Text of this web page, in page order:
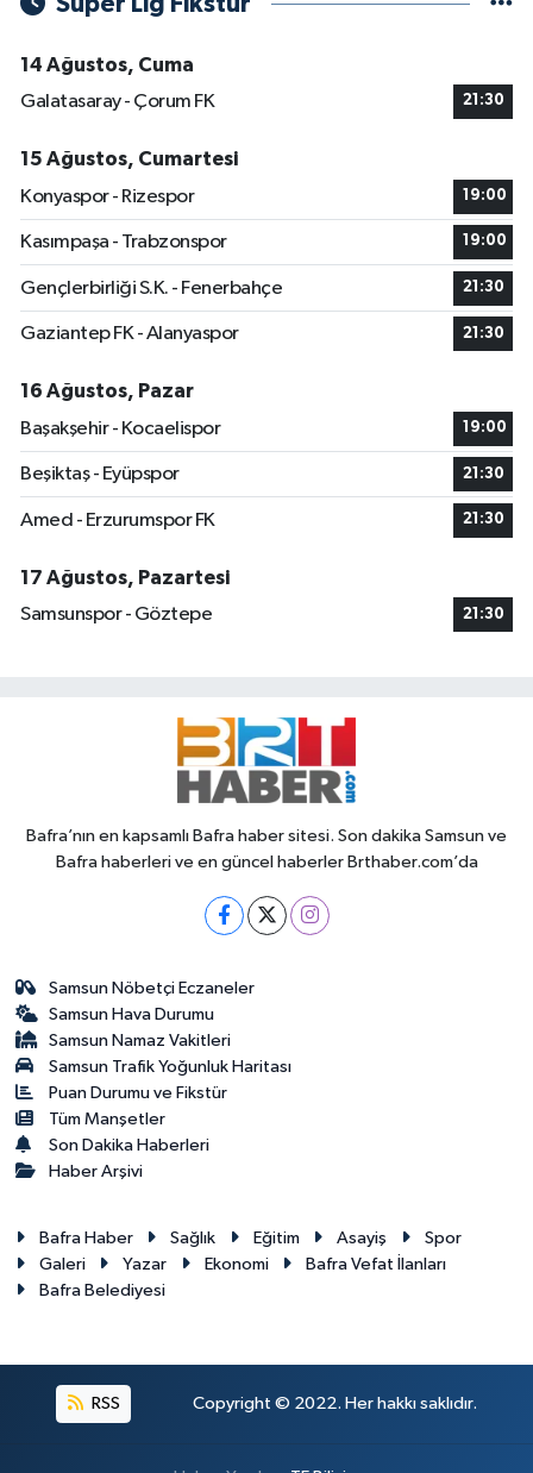
14 Ağustos, Cuma
Galatasaray - Çorum FK
21:30
15 Ağustos, Cumartesi
Konyaspor - Rizespor
19:00
Kasımpaşa - Trabzonspor 19:00
Gençlerbirliği S.K. - Fenerbahçe 21:30
Gaziantep FK - Alanyaspor 21:30
16 Ağustos, Pazar
Başakşehir - Kocaelispor
19:00
Beşiktaş - Eyüpspor 21:30
Amed - Erzurumspor FK 21:30
17 Ağustos, Pazartesi
Samsunspor - Göztepe
21:30
Bafra’nın en kapsamlı Bafra haber sitesi. Son dakika Samsun ve
Bafra haberleri ve en güncel haberler Brthaber.com’da
Samsun Nöbetçi Eczaneler
Samsun Hava Durumu
Samsun Namaz Vakitleri
Samsun Trafik Yoğunluk Haritası
Puan Durumu ve Fikstür
Tüm Manşetler
Son Dakika Haberleri
Haber Arşivi
Bafra Haber Sağlık Eğitim Asayiş
Spor
Galeri
Yazar Ekonomi
Bafra Vefat İlanları
Bafra Belediyesi
RSS Copyright © 2022. Her hakkı saklıdır.